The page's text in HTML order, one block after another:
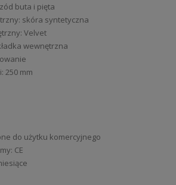
buta i pięta
skóra syntetyczna
Velvet
wewnętrzna
250 mm
do użytku komercyjnego
CE